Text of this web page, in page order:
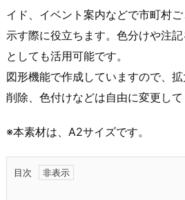
イド、イベント案内などで市町村
示す際に役立ちます。色分けや注
としても活用可能です。
図形機能で作成していますので、
削除、色付けなどは自由に変更して
※本素材は、A2サイズです。
目次